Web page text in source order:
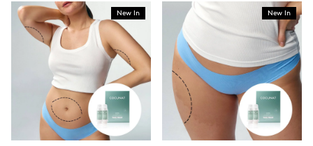
New In New In